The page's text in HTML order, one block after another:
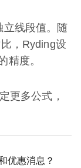
立线段值。随
，Ryding设
精度。
更多公式，
优惠消息？